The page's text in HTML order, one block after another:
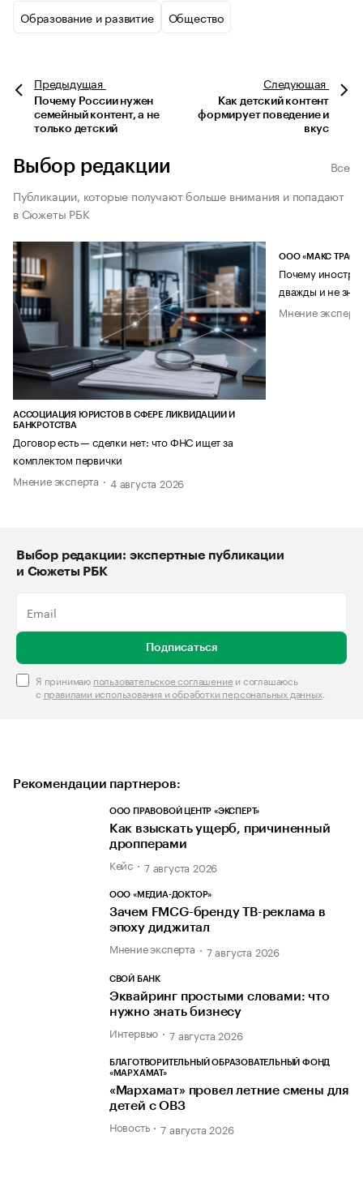
Образование и развитие Общество
Предыдущая
Почему России нужен
семейный контент, а не
только детский
Следующая
Как детский контент
формирует поведение и
вкус
Выбор редакции
Все
Публикации, которые получают больше внимания и попадают
в Сюжеты РБК
АССОЦИАЦИЯ ЮРИСТОВ В СФЕРЕ ЛИКВИДАЦИИ И
БАНКРОТСТВА
Договор есть — сделки нет: что ФНС ищет за
комплектом первички
Мнение эксперта
4 августа 2026
ООО «МАКС ТРАСТ»
Почему
дважды и не
Мнение
Выбор редакции: экспертные публикации
и Сюжеты РБК
Подписаться
Я принимаю пользовательское соглашениеи соглашаюсь
с правилами использования и обработки персональных данных.
Рекомендации партнеров:
ООО ПРАВОВОЙ ЦЕНТР «ЭКСПЕРТ»
Как взыскать ущерб, причиненный
дропперами
Кейс 7 августа 2026
ООО «МЕДИА-ДОКТОР»
Зачем FMCG-бренду ТВ-реклама в
эпоху диджитал
Мнение эксперта 7 августа 2026
СВОЙ БАНК
Эквайринг простыми словами: что
нужно знать бизнесу
Интервью 7 августа 2026
БЛАГОТВОРИТЕЛЬНЫЙ ОБРАЗОВАТЕЛЬНЫЙ ФОНД
«МАРХАМАТ»
«Мархамат» провел летние смены для
детей с ОВЗ
Новость 7 августа 2026